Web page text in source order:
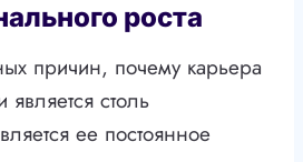
роста
причин, почему карьера
является столь
ее постоянное